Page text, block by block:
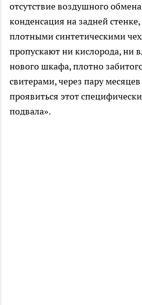
отсутствие воздушного
конденсация на задней стенке,
плотными синтетическими
пропускают ни кислорода, ни
нового шкафа, плотно
свитерами, через пару
проявиться этот
подвала».